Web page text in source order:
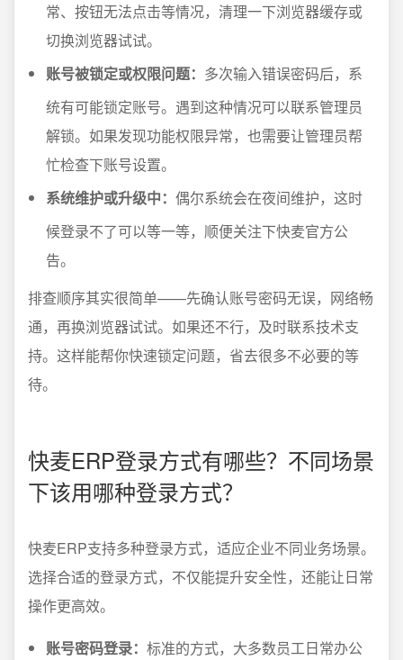
常、按钮无法点击等情况，清理一下浏览器缓存或
切换浏览器试试。
账号被锁定或权限问题： 多次输入错误密码后，系
统有可能锁定账号。遇到这种情况可以联系管理员
解锁。如果发现功能权限异常，也需要让管理员帮
忙检查下账号设置。
系统维护或升级中： 偶尔系统会在夜间维护，这时
候登录不了可以等一等，顺便关注下快麦官方公
告。
排查顺序其实很简单——先确认账号密码无误，网络畅
通，再换浏览器试试。如果还不行，及时联系技术支
持。这样能帮你快速锁定问题，省去很多不必要的等
待。
快麦ERP登录方式有哪些？不同场景
下该用哪种登录方式？
快麦ERP支持多种登录方式，适应企业不同业务场景。
选择合适的登录方式，不仅能提升安全性，还能让日常
操作更高效。
账号密码登录： 标准的方式，大多数员工日常办公